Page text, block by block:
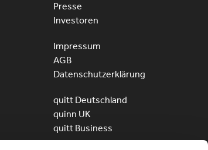
Presse
Investoren
Impressum
AGB
Datenschutzerklärung
quitt Deutschland
quinn UK
quitt Business